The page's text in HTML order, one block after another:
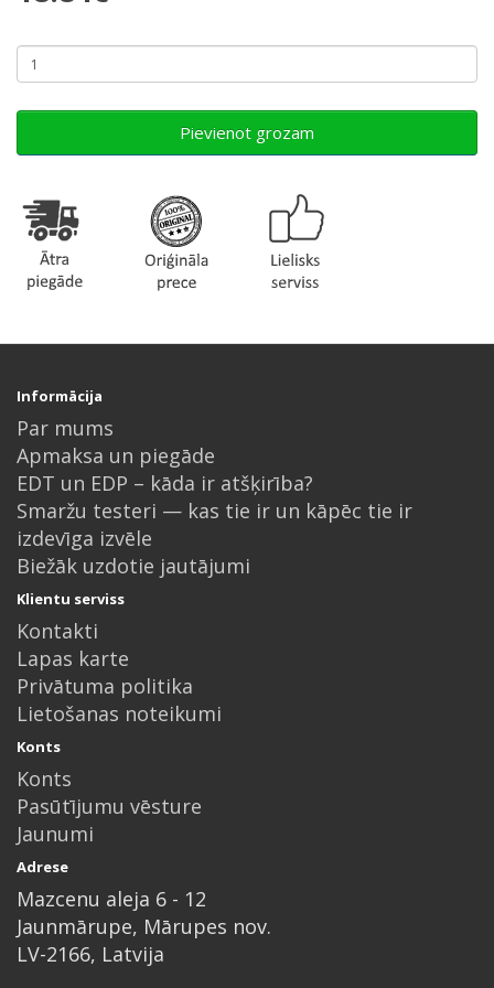
Pievienot grozam
Informācija
Par mums
Apmaksa un piegāde
EDT un EDP – kāda ir atšķirība?
Smaržu testeri — kas tie ir un kāpēc tie ir
izdevīga izvēle
Biežāk uzdotie jautājumi
Klientu serviss
Kontakti
Lapas karte
Privātuma politika
Lietošanas noteikumi
Konts
Konts
Pasūtījumu vēsture
Jaunumi
Adrese
Mazcenu aleja 6 - 12
Jaunmārupe, Mārupes nov.
LV-2166, Latvija